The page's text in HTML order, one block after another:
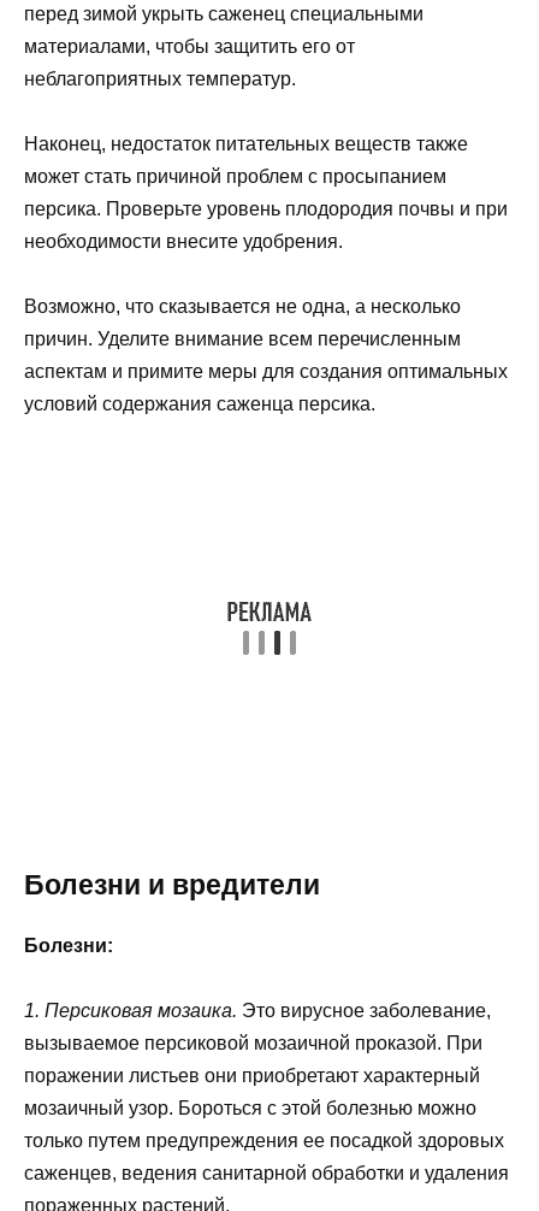
перед зимой укрыть саженец специальными
материалами, чтобы защитить его от
неблагоприятных температур.
Наконец, недостаток питательных веществ также
может стать причиной проблем с просыпанием
персика. Проверьте уровень плодородия почвы и при
необходимости внесите удобрения.
Возможно, что сказывается не одна, а несколько
причин. Уделите внимание всем перечисленным
аспектам и примите меры для создания оптимальных
условий содержания саженца персика.
Болезни и вредители
Болезни:
1. Персиковая мозаика. Это вирусное заболевание,
вызываемое персиковой мозаичной проказой. При
поражении листьев они приобретают характерный
мозаичный узор. Бороться с этой болезнью можно
только путем предупреждения ее посадкой здоровых
саженцев, ведения санитарной обработки и удаления
пораженных растений.